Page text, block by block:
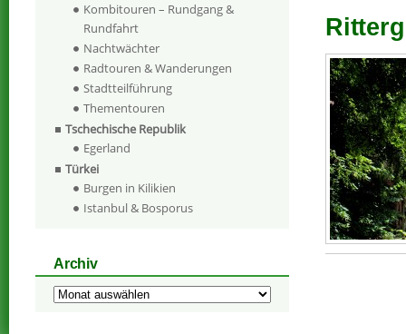
Kombitouren – Rundgang &
Rundfahrt
Nachtwächter
Radtouren & Wanderungen
Stadtteilführung
Thementouren
Tschechische Republik
Egerland
Türkei
Burgen in Kilikien
Istanbul & Bosporus
Archiv
Archiv